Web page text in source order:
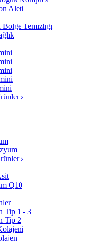
Aleti
Bölge Temizliği
Q10
Tip 1 - 3
Tip 2